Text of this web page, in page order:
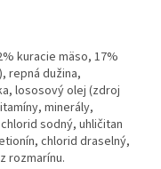
kuracie mäso, 17%
repná dužina,
lososový olej (zdroj
minerály,
sodný, uhličitan
chlorid draselný,
rozmarínu.